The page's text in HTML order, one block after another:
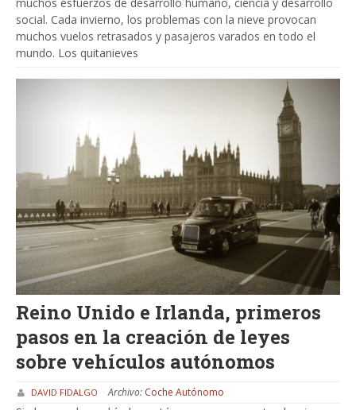
social. Cada invierno, los problemas con la nieve provocan
muchos vuelos retrasados ​​y pasajeros varados en todo el
mundo. Los quitanieves
Reino Unido e Irlanda, primeros
pasos en la creación de leyes
sobre vehículos autónomos
DAVID FIDALGO Archivo: Coche Autónomo